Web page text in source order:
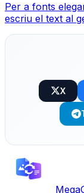
Per a fonts
escriu el text al
X